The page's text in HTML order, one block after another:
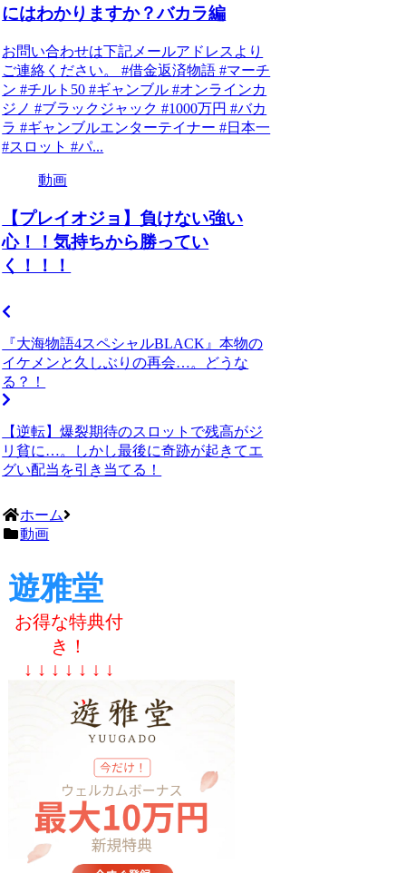
にはわかりますか？バカラ編
お問い合わせは下記メールアドレスより
ご連絡ください。 #借金返済物語 #マーチ
ン #チルト50 #ギャンブル #オンラインカ
ジノ #ブラックジャック #1000万円 #バカ
ラ #ギャンブルエンターテイナー #日本一
#スロット #パ...
動画
【プレイオジョ】負けない強い
心！！気持ちから勝ってい
く！！！
『大海物語4スペシャルBLACK』本物の
イケメンと久しぶりの再会…。どうな
る？！
【逆転】爆裂期待のスロットで残高がジ
リ貧に…。しかし最後に奇跡が起きてエ
グい配当を引き当てる！
ホーム
動画
遊雅堂
お得な特典付
き！
↓ ↓ ↓ ↓ ↓ ↓ ↓